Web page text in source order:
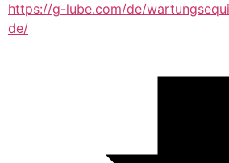
https://g-lube.com/de/
de/